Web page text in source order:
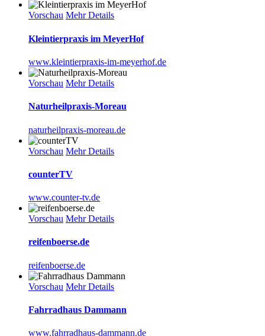
Vorschau Mehr Details
Kleintierpraxis im MeyerHof
www.kleintierpraxis-im-meyerhof.de
Vorschau Mehr Details
Naturheilpraxis-Moreau
naturheilpraxis-moreau.de
Vorschau Mehr Details
counterTV
www.counter-tv.de
Vorschau Mehr Details
reifenboerse.de
reifenboerse.de
Vorschau Mehr Details
Fahrradhaus Dammann
www.fahrradhaus-dammann.de